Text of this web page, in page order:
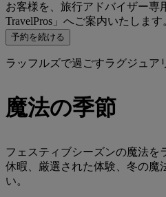
お客様を、旅行アドバイザー専
TravelPros」へご案内いたします
予約を続ける
ラッフルズで過ごすラグジュア
魔法の季節
フェスティブシーズンの魔法を
休暇、厳選された体験、冬の魔
い。